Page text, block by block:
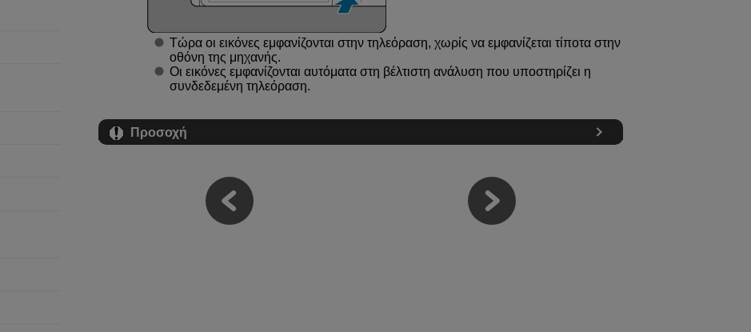
Τώρα οι εικόνες εμφανίζονται στην τηλεόραση, χωρίς να εμφανίζεται τίποτα στην
οθόνη της μηχανής.
Οι εικόνες εμφανίζονται αυτόματα στη βέλτιστη ανάλυση που υποστηρίζει η
συνδεδεμένη τηλεόραση.
Προσοχή